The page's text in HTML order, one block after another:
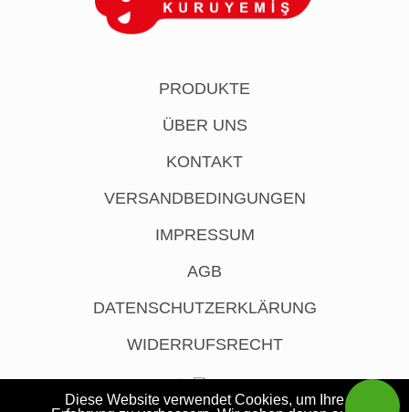
PRODUKTE
ÜBER UNS
KONTAKT
VERSANDBEDINGUNGEN
IMPRESSUM
AGB
DATENSCHUTZERKLÄRUNG
WIDERRUFSRECHT
Diese Website verwendet Cookies, um Ihre